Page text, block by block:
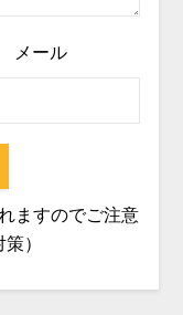
メール
ますのでご注意
）